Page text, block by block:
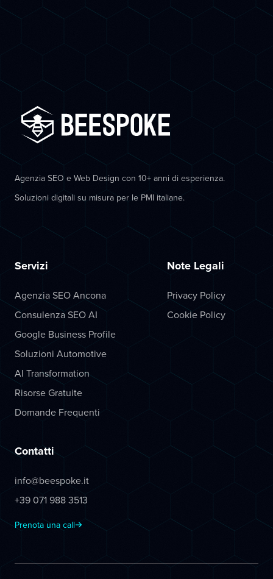
Agenzia SEO e Web Design con 10+ anni di esperienza.
Soluzioni digitali su misura per le PMI italiane.
Servizi
Agenzia SEO Ancona
Consulenza SEO AI
Google Business Profile
Soluzioni Automotive
AI Transformation
Risorse Gratuite
Domande Frequenti
Note Legali
Privacy Policy
Cookie Policy
Contatti
info@beespoke.it
+39 071 988 3513
Prenota una call